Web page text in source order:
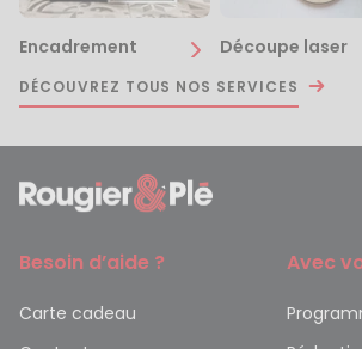
Encadrement Découpe laser
DÉCOUVREZ TOUS NOS SERVICES
Besoin d’aide ?
Carte cadeau
Avec